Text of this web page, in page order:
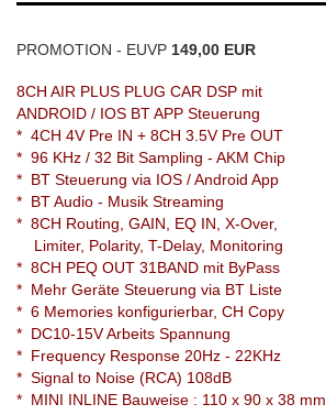
PROMOTION - EUVP 149,00 EUR
8CH AIR PLUS PLUG CAR DSP mit
ANDROID / IOS BT APP Steuerung
* 4CH 4V Pre IN + 8CH 3.5V Pre OUT
* 96 KHz / 32 Bit Sampling - AKM Chip
* BT Steuerung via IOS / Android App
* BT Audio - Musik Streaming
* 8CH Routing, GAIN, EQ IN, X-Over,
Limiter, Polarity, T-Delay, Monitoring
* 8CH PEQ OUT 31BAND mit ByPass
* Mehr Geräte Steuerung via BT Liste
* 6 Memories konfigurierbar, CH Copy
* DC10-15V Arbeits Spannung
* Frequency Response 20Hz - 22KHz
* Signal to Noise (RCA) 108dB
* MINI INLINE Bauweise : 110 x 90 x 38 mm